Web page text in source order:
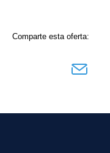
Comparte esta oferta: